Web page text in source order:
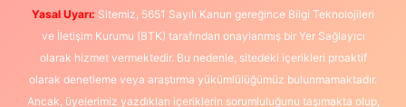
Yasal Uyarı: Sitemiz, 5651 Sayılı Kanun gereğince Bilgi Teknolojileri
ve İletişim Kurumu (BTK) tarafından onaylanmış bir Yer Sağlayıcı
olarak hizmet vermektedir. Bu nedenle, sitedeki içerikleri proaktif
olarak denetleme veya araştırma yükümlülüğümüz bulunmamaktadır.
Ancak, üyelerimiz yazdıkları içeriklerin sorumluluğunu taşımakta olup,